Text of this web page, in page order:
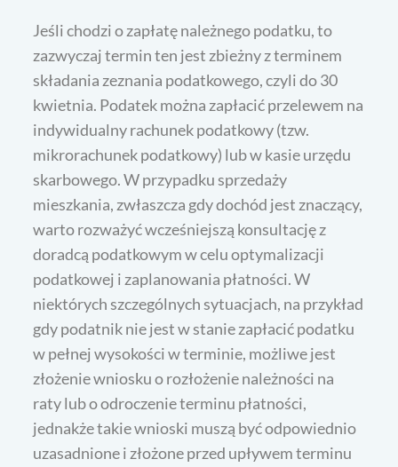
Jeśli chodzi o zapłatę należnego podatku, to
zazwyczaj termin ten jest zbieżny z terminem
składania zeznania podatkowego, czyli do 30
kwietnia. Podatek można zapłacić przelewem na
indywidualny rachunek podatkowy (tzw.
mikrorachunek podatkowy) lub w kasie urzędu
skarbowego. W przypadku sprzedaży
mieszkania, zwłaszcza gdy dochód jest znaczący,
warto rozważyć wcześniejszą konsultację z
doradcą podatkowym w celu optymalizacji
podatkowej i zaplanowania płatności. W
niektórych szczególnych sytuacjach, na przykład
gdy podatnik nie jest w stanie zapłacić podatku
w pełnej wysokości w terminie, możliwe jest
złożenie wniosku o rozłożenie należności na
raty lub o odroczenie terminu płatności,
jednakże takie wnioski muszą być odpowiednio
uzasadnione i złożone przed upływem terminu